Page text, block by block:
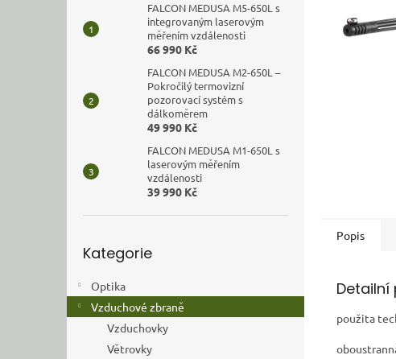
FALCON MEDUSA M5-650L s
integrovaným laserovým
měřením vzdálenosti
66 990 Kč
FALCON MEDUSA M2-650L –
Pokročilý termovizní
pozorovací systém s
dálkoměrem
49 990 Kč
FALCON MEDUSA M1-650L s
laserovým měřením
vzdálenosti
39 990 Kč
kategorie
Kategorie
Optika
Vzduchové zbraně
Vzduchovky
Větrovky
Popis
Detailní
použita